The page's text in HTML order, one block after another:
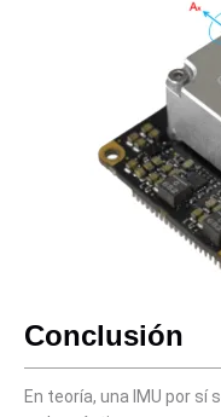
Conclusión
En teoría, una IMU por